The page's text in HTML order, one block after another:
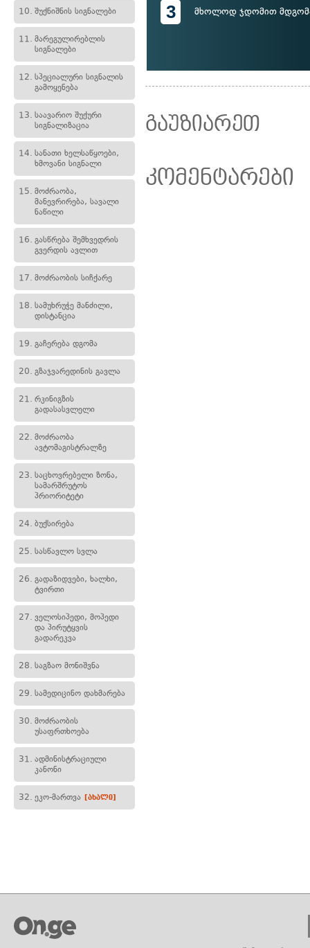
10. შუქნიშნის სიგნალები
11. მარეგულირებლის
სიგნალები
12. სპეციალური სიგნალის
გამოყენება
13. საავარიო შუქური
სიგნალიზაცია
14. სანათი ხელსაწყოები,
ხმოვანი სიგნალი
15. მოძრაობა,
მანევრირება, სავალი
ნაწილი
16. გასწრება შემხვედრის
გვერდის ავლით
17. მოძრაობის სიჩქარე
18. სამუხრუჭე მანძილი,
დისტანცია
19. გაჩერება დგომა
20. გზაჯვარედინის გავლა
21. რკინიგზის
გადასასვლელი
22. მოძრაობა
ავტომაგისტრალზე
23. საცხოვრებელი ზონა,
სამარშრუტოს
პრიორიტეტი
24. ბუქსირება
25. სასწავლო სვლა
26. გადაზიდვები, ხალხი,
ტვირთი
27. ველოსიპედი, მოპედი
და პირუტყვის
გადარეკვა
28. საგზაო მონიშვნა
29. სამედიცინო დახმარება
30. მოძრაობის
უსაფრთხოება
31. ადმინისტრაციული
კანონი
32. ეკო-მართვა [ახალი]
3 მხოლოდ ჯდომით
გაუზიარეთ
კომენტარები